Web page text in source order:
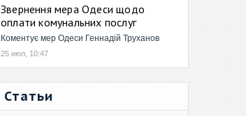
Звернення мера Одеси щодо
оплати комунальних послуг
Коментує мер Одеси Геннадій Труханов
25 июл, 10:47
Статьи